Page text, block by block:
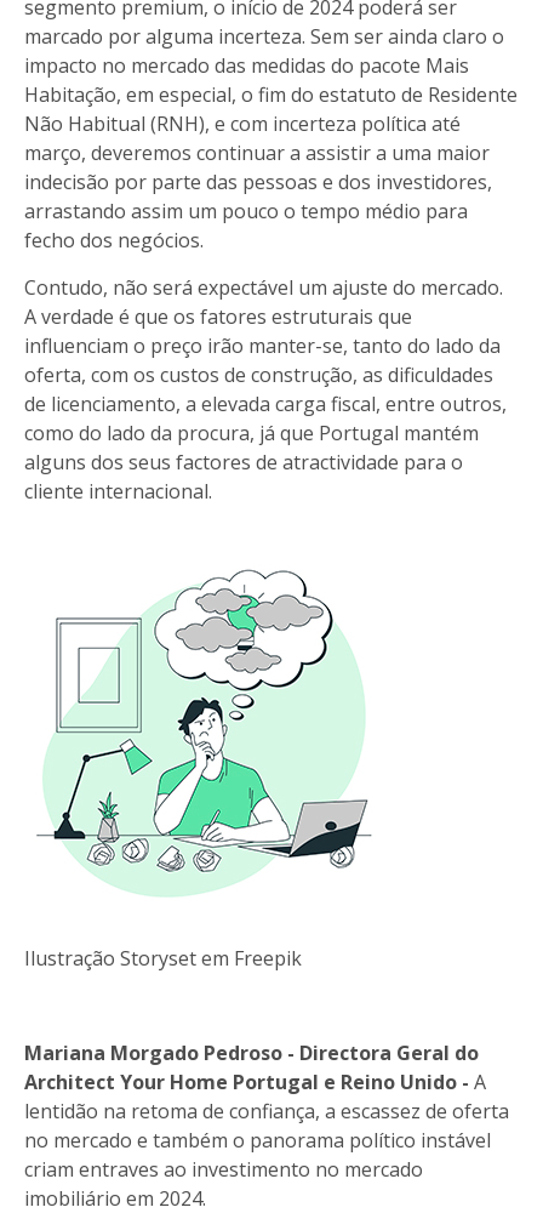
segmento premium, o início de 2024 poderá ser
marcado por alguma incerteza. Sem ser ainda claro o
impacto no mercado das medidas do pacote Mais
Habitação, em especial, o fim do estatuto de Residente
Não Habitual (RNH), e com incerteza política até
março, deveremos continuar a assistir a uma maior
indecisão por parte das pessoas e dos investidores,
arrastando assim um pouco o tempo médio para
fecho dos negócios.
Contudo, não será expectável um ajuste do mercado.
A verdade é que os fatores estruturais que
influenciam o preço irão manter-se, tanto do lado da
oferta, com os custos de construção, as dificuldades
de licenciamento, a elevada carga fiscal, entre outros,
como do lado da procura, já que Portugal mantém
alguns dos seus factores de atractividade para o
cliente internacional.
Ilustração Storyset em Freepik
Mariana Morgado Pedroso - Directora Geral do
Architect Your Home Portugal e Reino Unido - A
lentidão na retoma de confiança, a escassez de oferta
no mercado e também o panorama político instável
criam entraves ao investimento no mercado
imobiliário em 2024.